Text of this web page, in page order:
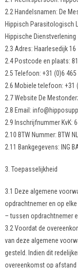
2.2 Handelsnamen: De
Hippisch Parasitologisch
Hippische Dienstverlening
2.3 Adres: Haarlesedijk 16
2.4 Postcode en plaats:
2.5 Telefoon: +31 (0)6 465
2.6 Mobiele telefoon: +31
2.7 Website De
2.8 Email:
2.9 Inschrijfnummer KvK:
2.10 BTW Nummer: BTW
2.11 Bankgegevens: ING
3. Toepasselijkheid
3.1 Deze algemene
opdrachtnemer en op
– tussen opdrachtnemer
3.2 Voordat de
van deze algemene
gesteld. Indien dit
overeenkomst op afstand